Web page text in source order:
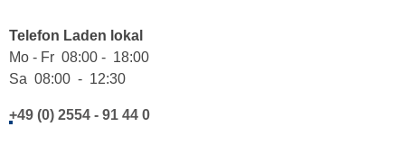
Telefon Laden lokal
Mo - Fr 08:00 - 18:00
Sa 08:00 - 12:30
+49 (0) 2554 - 91 44 0